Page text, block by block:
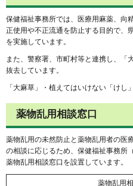
保健福祉事務所では、医療用麻薬、向
正使用や不正流通を防止する目的で、
を実施しています。
また、警察署、市町村等と連携し、「
抜去しています。
「大麻草」・植えてはいけない「けし
薬物乱用相談窓口
薬物乱用の未然防止と薬物乱用者の医
の相談に応じるため、保健福祉事務所
薬物乱用相談窓口を設置しています。
薬物乱用